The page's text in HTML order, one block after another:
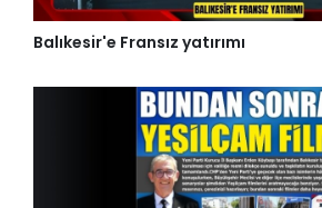
Balıkesir'e Fransız yatırımı